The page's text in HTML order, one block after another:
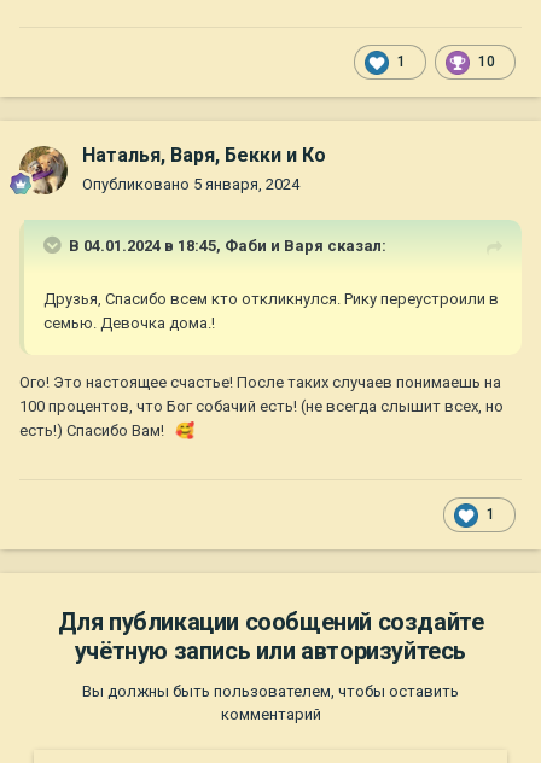
1 10
Наталья, Варя, Бекки и Ко
Опубликовано 5 января, 2024
В 04.01.2024 в 18:45, Фаби и Варя сказал:
Друзья, Спасибо всем кто откликнулся. Рику переустроили в
семью. Девочка дома.!
Ого! Это настоящее счастье! После таких случаев понимаешь на
100 процентов, что Бог собачий есть! (не всегда слышит всех, но
есть!) Спасибо Вам! 🥰
1
Для публикации сообщений создайте
учётную запись или авторизуйтесь
Вы должны быть пользователем, чтобы оставить
комментарий